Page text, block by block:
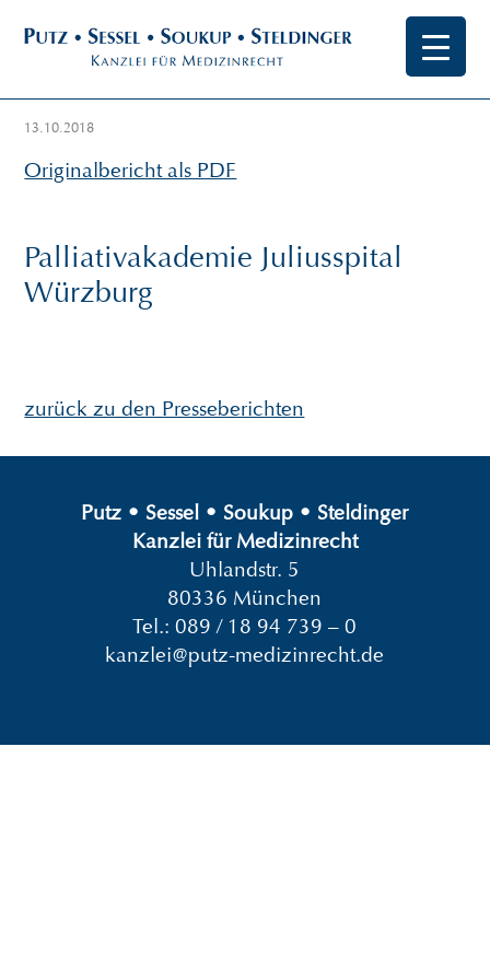
13.10.2018
Originalbericht als PDF
Palliativakademie Juliusspital
Würzburg
zurück zu den Presseberichten
Putz • Sessel • Soukup • Steldinger
Kanzlei für Medizinrecht
Uhlandstr. 5
80336 München
Tel.:089 / 18 94 739 – 0
kanzlei@putz-medizinrecht.de